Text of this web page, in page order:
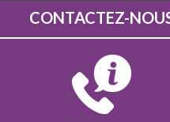
CONTACTEZ-